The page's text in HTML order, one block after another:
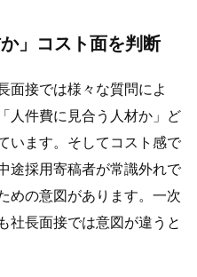
」コスト面を判断
面接では様々な質問によ
人件費に見合う人材か」ど
います。そしてコスト感で
途採用寄稿者が常識外れで
めの意図があります。一次
社長面接では意図が違うと